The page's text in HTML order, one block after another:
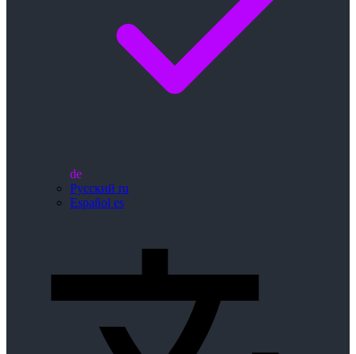
de
Русский ru
Español es